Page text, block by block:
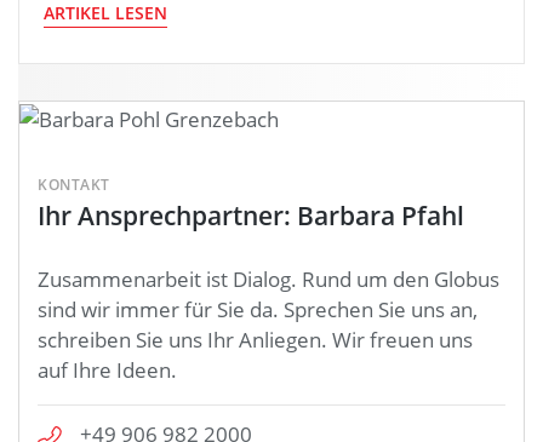
ARTIKEL LESEN
KONTAKT
Ihr Ansprechpartner: Barbara Pfahl
Zusammenarbeit ist Dialog. Rund um den Globus
sind wir immer für Sie da. Sprechen Sie uns an,
schreiben Sie uns Ihr Anliegen. Wir freuen uns
auf Ihre Ideen.
+49 906 982 2000